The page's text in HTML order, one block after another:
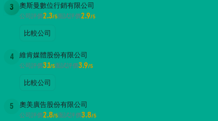
3 奧斯曼數位行銷有限公司
公司評價2.3/5面試評價2.9/5
比較公司
4 維肯媒體股份有限公司
公司評價3.1/5面試評價3.9/5
比較公司
5 奧美廣告股份有限公司
公司評價2.8/5面試評價3.8/5